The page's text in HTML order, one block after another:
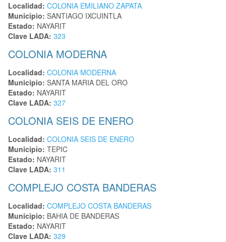
Localidad: COLONIA EMILIANO ZAPATA
Municipio: SANTIAGO IXCUINTLA
Estado: NAYARIT
Clave LADA: 323
COLONIA MODERNA
Localidad: COLONIA MODERNA
Municipio: SANTA MARIA DEL ORO
Estado: NAYARIT
Clave LADA: 327
COLONIA SEIS DE ENERO
Localidad: COLONIA SEIS DE ENERO
Municipio: TEPIC
Estado: NAYARIT
Clave LADA: 311
COMPLEJO COSTA BANDERAS
Localidad: COMPLEJO COSTA BANDERAS
Municipio: BAHIA DE BANDERAS
Estado: NAYARIT
Clave LADA: 329